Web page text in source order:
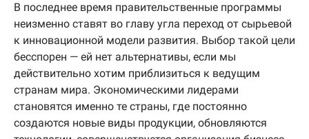
В последнее время правительственные программы
неизменно ставят во главу угла переход от сырьевой
к инновационной модели развития. Выбор такой цели
бесспорен — ей нет альтернативы, если мы
действительно хотим приблизиться к ведущим
странам мира. Экономическими лидерами
становятся именно те страны, где постоянно
создаются новые виды продукции, обновляются